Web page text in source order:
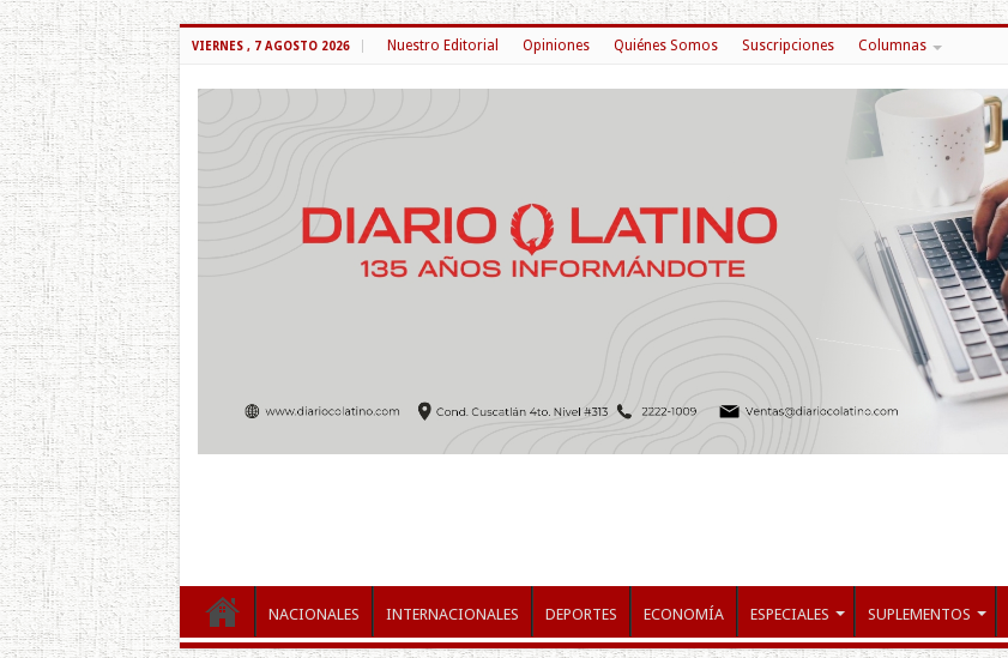
VIERNES , 7 AGOSTO 2026 Nuestro Editorial Opiniones Quiénes Somos Suscripciones Columnas
NACIONALES INTERNACIONALES DEPORTES ECONOMÍA ESPECIALES SUPLEMENTOS